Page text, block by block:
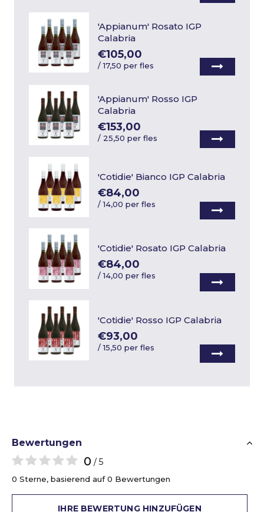
'Appianum' Rosato IGP
Calabria
€105,00
/17,50 per fles
'Appianum' Rosso IGP
Calabria
€153,00
/ 25,50 per fles
'Cotidie' Bianco IGP Calabria
€84,00
/14,00 per fles
'Cotidie' Rosato IGP Calabria
€84,00
/14,00 per fles
'Cotidie' Rosso IGP Calabria
€93,00
/15,50 per fles
Bewertungen
0 / 5
0 Sterne, basierend auf 0 Bewertungen
IHRE BEWERTUNG HINZUFÜGEN